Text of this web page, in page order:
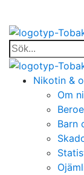
Nikotin &
Om
Barn